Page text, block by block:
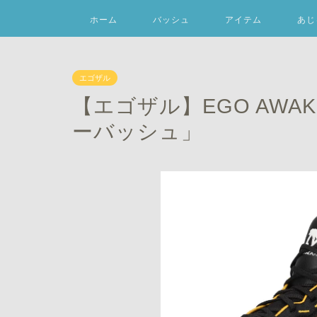
ホーム バッシュ アイテム あ
エゴザル
【エゴザル】EGO
ーバッシュ」